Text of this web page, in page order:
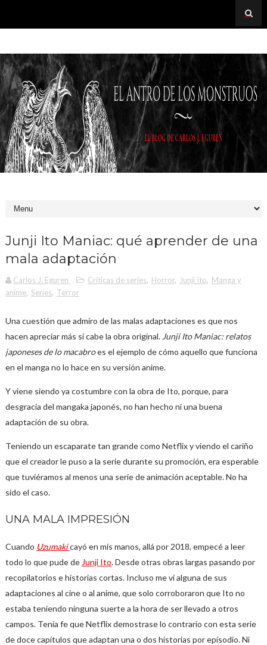
Junji Ito Maniac: qué aprender de una
mala adaptación
Carlos J. Eguren Críticas de series, Horror, Junji Ito, Manga y
anime, Series, Terror
Una cuestión que admiro de las malas adaptaciones es que nos
hacen apreciar más si cabe la obra original. Junji Ito Maniac: relatos
japoneses de lo macabroes el ejemplo de cómo aquello que funciona
en el manga no lo hace en su versión anime.
Y viene siendo ya costumbre con la obra de Ito, porque, para
desgracia del mangaka japonés, no han hecho ni una buena
adaptación de su obra.
Teniendo un escaparate tan grande como Netflix y viendo el cariño
que el creador le puso a la serie durante su promoción, era esperable
que tuviéramos al menos una serie de animación aceptable. No ha
sido el caso.
UNA MALA IMPRESIÓN
Cuando Uzumakicayó en mis manos, allá por 2018, empecé a leer
todo lo que pude de Junji Ito. Desde otras obras largas pasando por
recopilatorios e historias cortas. Incluso me vi alguna de sus
adaptaciones al cine o al anime, que solo corroboraron que Ito no
estaba teniendo ninguna suerte a la hora de ser llevado a otros
campos. Tenía fe que Netflix demostrase lo contrario con esta serie
de doce capítulos que adaptan una o dos historias por episodio. Ni